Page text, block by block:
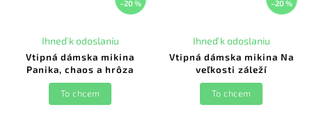
–20 %
Vtipná dámska mikina
Panika, chaos a hrôza
Ihneď k odoslaniu
To chcem
–20 %
Vtipná dámska mikina Na
veľkosti záleží
Ihneď k odoslaniu
To chcem